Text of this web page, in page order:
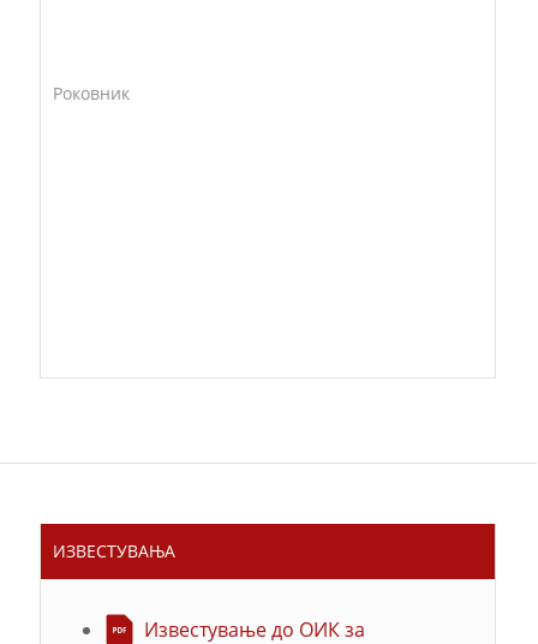
Роковник
ИЗВЕСТУВАЊА
Известување до ОИК за